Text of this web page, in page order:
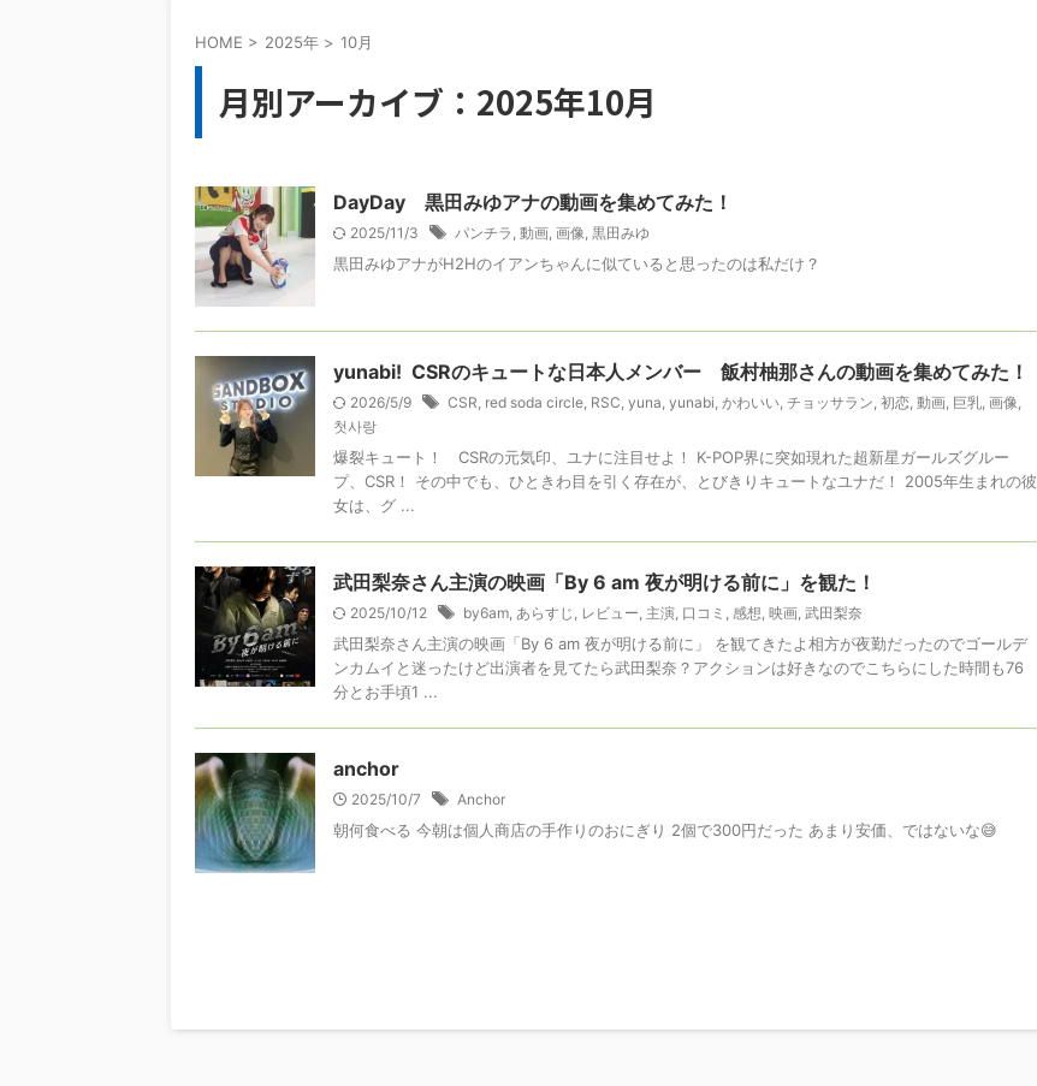
HOME > 2025年 > 10月
月別アーカイブ：2025年10月
DayDay 黒田みゆアナの動画を集めてみた！
2025/11/3 パンチラ , 動画, 画像, 黒田みゆ
黒田みゆアナがH2Hのイアンちゃんに似ていると思ったのは私だけ？
yunabi! CSRのキュートな日本人メンバー 飯村柚那さんの動画を集めてみた！
2026/5/9 CSR, red soda circle, RSC, yuna, yunabi, かわいい, チョッサラン, 初恋, 動画, 巨乳, 画像,
첫사랑
爆裂キュート！ CSRの元気印、ユナに注目せよ！ K-POP界に突如現れた超新星ガールズグルー
プ、CSR！ その中でも、ひときわ目を引く存在が、とびきりキュートなユナだ！ 2005年生まれの彼
女は、グ ...
武田梨奈さん主演の映画「By 6 am 夜が明ける前に」を観た！
2025/10/12 by6am, あらすじ , レビュー, 主演, 口コミ , 感想, 映画, 武田梨奈
武田梨奈さん主演の映画「By 6 am 夜が明ける前に」 を観てきたよ相方が夜勤だったのでゴールデ
ンカムイと迷ったけど出演者を見てたら武田梨奈？アクションは好きなのでこちらにした時間も76
分とお手頃1 ...
anchor
2025/10/7 Anchor
朝何食べる 今朝は個人商店の手作りのおにぎり 2個で300円だった あまり安価、ではないな😅